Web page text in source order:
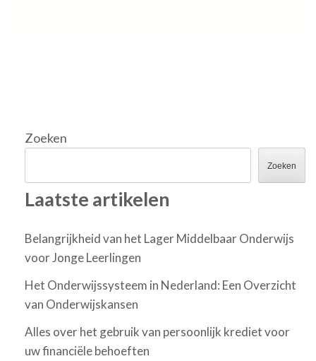
Zoeken
Zoeken
Laatste artikelen
Belangrijkheid van het Lager Middelbaar Onderwijs
voor Jonge Leerlingen
Het Onderwijssysteem in Nederland: Een Overzicht
van Onderwijskansen
Alles over het gebruik van persoonlijk krediet voor
uw financiële behoeften